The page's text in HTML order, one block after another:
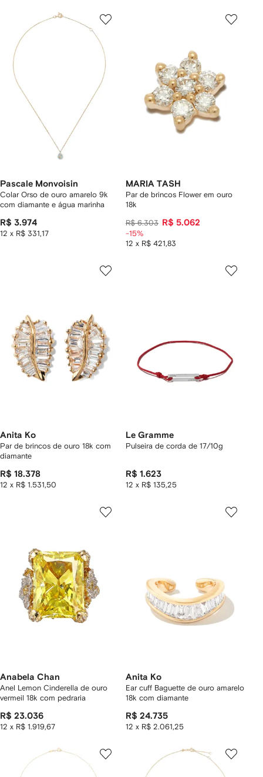
Pascale Monvoisin
Colar Orso de ouro amarelo 9k
com diamante e água marinha
R$ 3.974
12 x R$ 331,17
MARIA TASH
Par de brincos Flower em ouro
18k
R$ 6.303 R$ 5.062
12 x R$ 421,83
-15%
Anita Ko
Par de brincos de ouro 18k com
diamante
R$ 18.378
12 x R$ 1.531,50
Le Gramme
Pulseira de corda de 17/10g
R$ 1.623
12 x R$ 135,25
Anabela Chan
Anel Lemon Cinderella de ouro
vermeil 18k com pedraria
R$ 23.036
12 x R$ 1.919,67
Anita Ko
Ear cuff Baguette de ouro amarelo
18k com diamante
R$ 24.735
12 x R$ 2.061,25